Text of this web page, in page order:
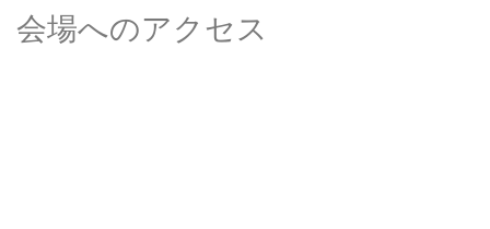
会場へのアクセス